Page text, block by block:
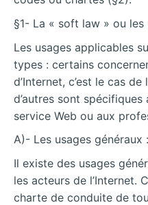
§1- La « soft law » ou les
Les usages applicables
types : certains
d’Internet, c’est le cas
d’autres sont spécifiques
service Web ou aux
A)- Les usages généraux
Il existe des usages
les acteurs de l’Internet.
charte de conduite de